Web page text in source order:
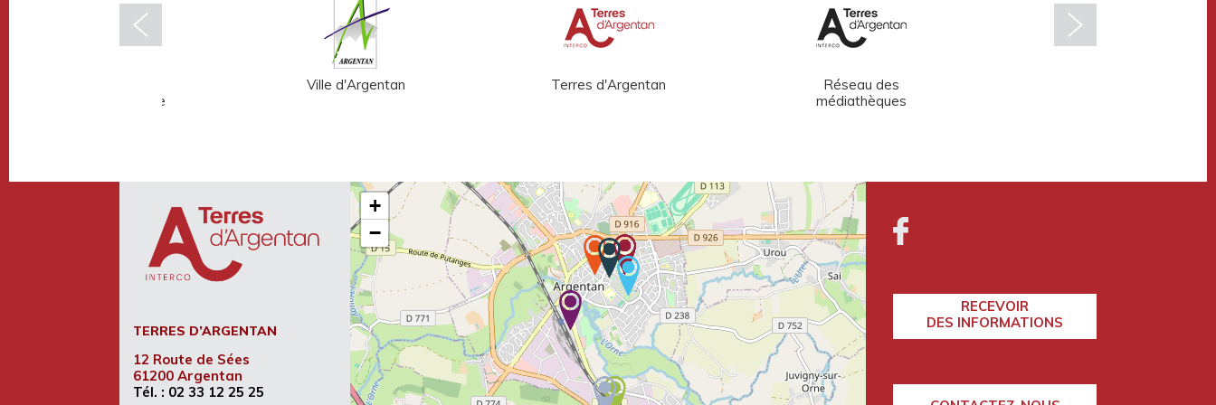
Léger - André Mare
Ville d'Argentan Terres d'Argentan
Réseau des
médiathèques
TERRES D’ARGENTAN
12 Route de Sées
61200 Argentan
Tél. : 02 33 12 25 25
+
−
RECEVOIR
DES INFORMATIONS